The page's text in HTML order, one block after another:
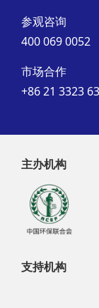
参观咨询
400 069 0052
市场合作
+86 21 3323
主办机构
支持机构